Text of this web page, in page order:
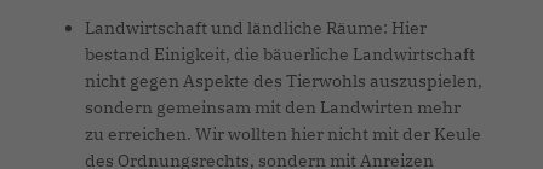
Landwirtschaft und ländliche Räume: Hier
bestand Einigkeit, die bäuerliche Landwirtschaft
nicht gegen Aspekte des Tierwohls auszuspielen,
sondern gemeinsam mit den Landwirten mehr
zu erreichen. Wir wollten hier nicht mit der Keule
des Ordnungsrechts, sondern mit Anreizen